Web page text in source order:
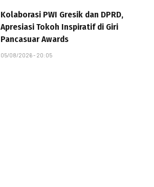
Kolaborasi PWI Gresik dan DPRD,
Apresiasi Tokoh Inspiratif di Giri
Pancasuar Awards
05/08/2026 - 20:05